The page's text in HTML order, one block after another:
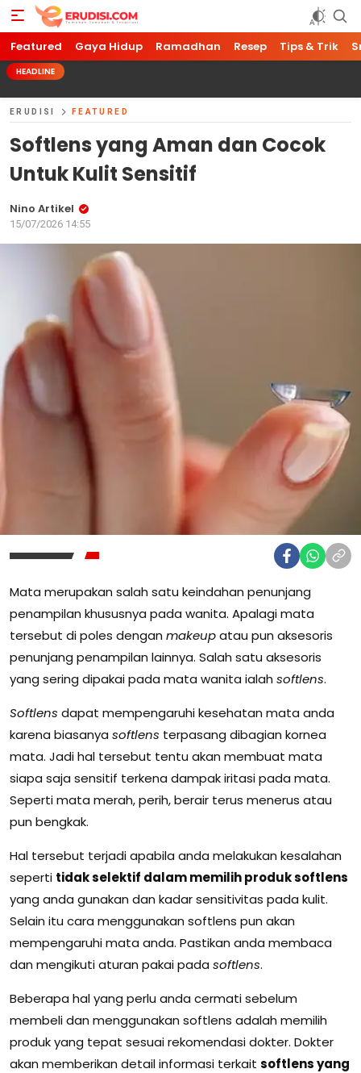
Featured Gaya Hidup Ramadhan Resep Tips & Trik
HEADLINE
ERUDISI FEATURED
Softlens yang Aman dan Cocok
Untuk Kulit Sensitif
Nino Artikel
15/07/2026 14:55
Mata merupakan salah satu keindahan penunjang
penampilan khususnya pada wanita. Apalagi mata
tersebut di poles dengan makeupatau pun aksesoris
penunjang penampilan lainnya. Salah satu aksesoris
yang sering dipakai pada mata wanita ialah softlens.
Softlens dapat mempengaruhi kesehatan mata anda
karena biasanya softlens terpasang dibagian kornea
mata. Jadi hal tersebut tentu akan membuat mata
siapa saja sensitif terkena dampak iritasi pada mata.
Seperti mata merah, perih, berair terus menerus atau
pun bengkak.
Hal tersebut terjadi apabila anda melakukan kesalahan
seperti tidak selektif dalam memilih produk softlens
yang anda gunakan dan kadar sensitivitas pada kulit.
Selain itu cara menggunakan softlens pun akan
mempengaruhi mata anda. Pastikan anda membaca
dan mengikuti aturan pakai pada softlens.
Beberapa hal yang perlu anda cermati sebelum
membeli dan menggunakan softlens adalah memilih
produk yang tepat sesuai rekomendasi dokter. Dokter
akan memberikan detail informasi terkait softlens yang